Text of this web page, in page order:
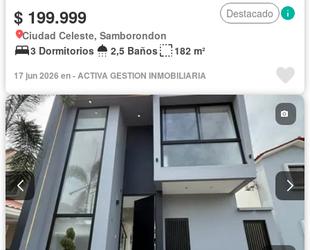
$ 199.999
Destacado
Ciudad Celeste, Samborondon
3 Dormitorios
2,5 Baños 182 m²
17 jun 2026 en - ACTIVA GESTION INMOBILIARIA